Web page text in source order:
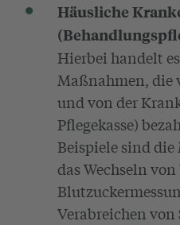
Häusliche
Hierbei handelt
Maßnahmen, die
und von der
Pflegekasse)
Beispiele sind
das Wechseln
Verabreichen von